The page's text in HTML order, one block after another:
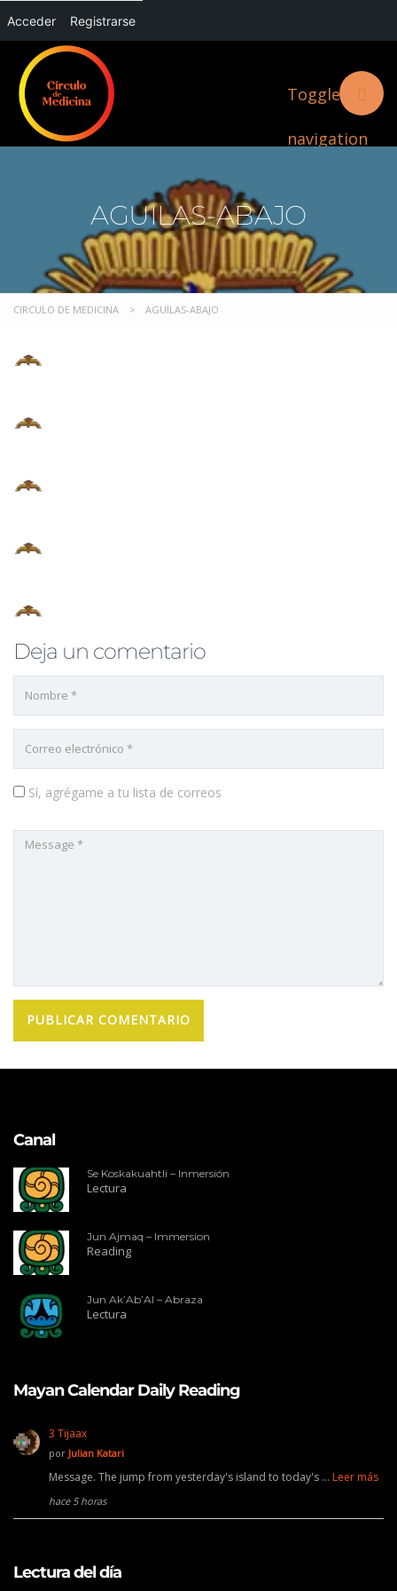
Acceder Registrarse
Toggle
navigation
AGUILAS-ABAJO
CIRCULO DE MEDICINA > AGUILAS-ABAJO
Deja un comentario
Sí, agrégame a tu lista de correos
Canal
Se Koskakuahtli – Inmersión
Lectura
Jun Ajmaq – Immersion
Reading
Jun Ak’Ab’Al – Abraza
Lectura
Mayan Calendar Daily Reading
3 Tijaax
por Julian Katari
Message. The jump from yesterday's island to today's … Leer más
hace 5 horas
Lectura del día